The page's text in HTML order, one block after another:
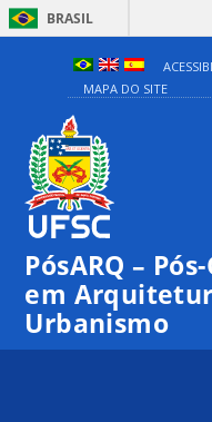
BRASIL
MAPA DO SITE
PósARQ –
em
Urbanismo